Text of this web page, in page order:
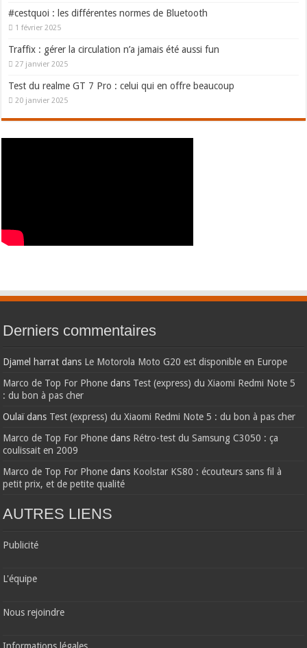
#cestquoi : les différentes normes de Bluetooth
1 février 2025
Traffix : gérer la circulation n’a jamais été aussi fun
27 janvier 2025
Test du realme GT 7 Pro : celui qui en offre beaucoup
20 janvier 2025
Derniers commentaires
Djamel harrat dans Le Motorola Moto G20 est disponible en Europe
Marco de Top For Phone dans Test (express) du Xiaomi Redmi Note 5
: du bon à pas cher
Oulaïdans Test (express) du Xiaomi Redmi Note 5 : du bon à pas cher
Marco de Top For Phone dans Rétro-test du Samsung C3050 : ça
coulissait en 2009
Marco de Top For Phone dans Koolstar KS80 : écouteurs sans fil à
petit prix, et de petite qualité
AUTRES LIENS
Publicité
L'équipe
Nous rejoindre
Informations légales